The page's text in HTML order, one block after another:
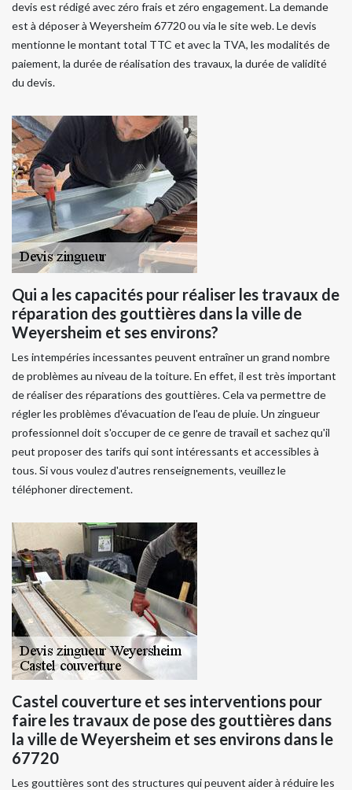
devis est rédigé avec zéro frais et zéro engagement. La demande
est à déposer à Weyersheim 67720 ou via le site web. Le devis
mentionne le montant total TTC et avec la TVA, les modalités de
paiement, la durée de réalisation des travaux, la durée de validité
du devis.
Qui a les capacités pour réaliser les travaux de
réparation des gouttières dans la ville de
Weyersheim et ses environs?
Les intempéries incessantes peuvent entraîner un grand nombre
de problèmes au niveau de la toiture. En effet, il est très important
de réaliser des réparations des gouttières. Cela va permettre de
régler les problèmes d'évacuation de l'eau de pluie. Un zingueur
professionnel doit s'occuper de ce genre de travail et sachez qu'il
peut proposer des tarifs qui sont intéressants et accessibles à
tous. Si vous voulez d'autres renseignements, veuillez le
téléphoner directement.
Castel couverture et ses interventions pour
faire les travaux de pose des gouttières dans
la ville de Weyersheim et ses environs dans le
67720
Les gouttières sont des structures qui peuvent aider à réduire les